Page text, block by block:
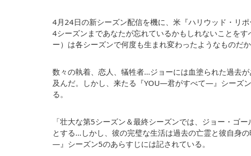
4月24日の新シーズン配信を機に、米『ハリウッド・リ
4シーズンまであなたが忘れているかもしれないことを
ー）は各シーズンで何度も生まれ変わったようなものだか
数々の執着、恋人、犠牲者…ジョーには血塗られた過去
及んだ。しかし、来たる『YOU―君がすべて―』シーズ
る。
「壮大な第5シーズン＆最終シーズンでは、ジョー・ゴ
とする…しかし、彼の完璧な生活は過去の亡霊と彼自身
―』シーズン5のあらすじには記されている。